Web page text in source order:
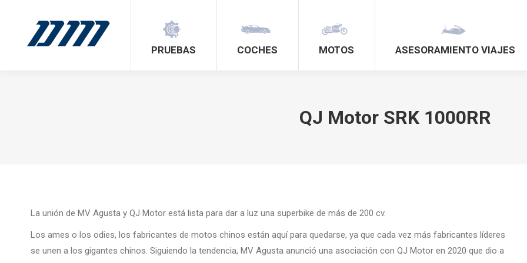
PRUEBAS COCHES MOTOS ASESORAMIENTO VIAJES
QJ Motor SRK 1000RR
La unión de MV Agusta y QJ Motor está lista para dar a luz una superbike de más de 200 cv.
Los ames o los odies, los fabricantes de motos chinos están aquí para quedarse, ya que cada vez más fabricantes líderes
se unen a los gigantes chinos. Siguiendo la tendencia, MV Agusta anunció una asociación con QJ Motor en 2020 que dio a